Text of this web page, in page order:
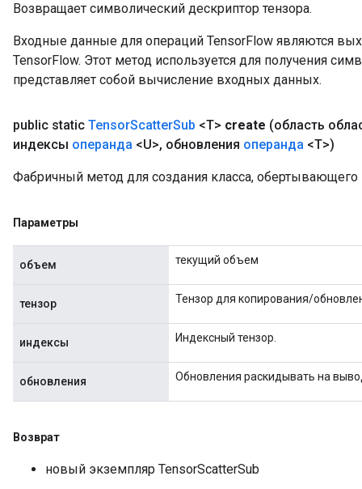
Возвращает символический дескриптор тензора.
Входные данные для операций TensorFlow являются
TensorFlow. Этот метод используется для получения
представляет собой вычисление входных данных.
public static TensorScatterSub <T> create (область
индексы операнда <U>, обновления операнда <T>)
Фабричный метод для создания класса,
Параметры
объем текущий объем
тензор Тензор для копирования/
индексы Индексный тензор.
обновления Обновления раскидывать на
Возврат
новый экземпляр TensorScatterSub